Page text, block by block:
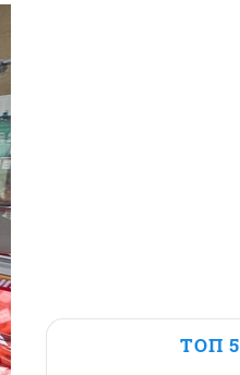
ТОП 5